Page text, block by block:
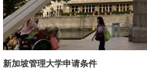
新加坡管理大学申请条件